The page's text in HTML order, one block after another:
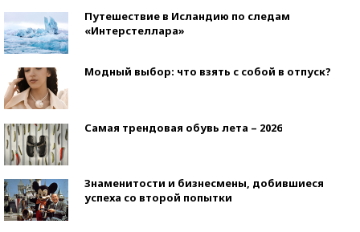
Путешествие в Исландию по следам
«Интерстеллара»
Модный выбор: что взять с собой в отпуск?
Самая трендовая обувь лета – 2026
Знаменитости и бизнесмены, добившиеся
успеха со второй попытки